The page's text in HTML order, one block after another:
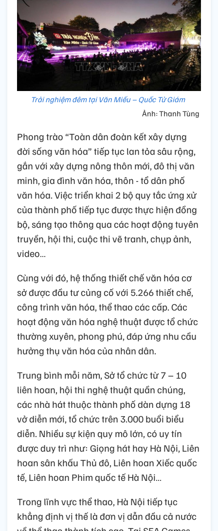
Trải nghiệm đêm tại Văn Miếu – Quốc Tử Giám
Ảnh: Thanh Tùng
Phong trào “Toàn dân đoàn kết xây dựng
đời sống văn hóa” tiếp tục lan tỏa sâu rộng,
gắn với xây dựng nông thôn mới, đô thị văn
minh, gia đình văn hóa, thôn - tổ dân phố
văn hóa. Việc triển khai 2 bộ quy tắc ứng xử
của thành phố tiếp tục được thực hiện đồng
bộ, sáng tạo thông qua các hoạt động tuyên
truyền, hội thi, cuộc thi vẽ tranh, chụp ảnh,
video…
Cùng với đó, hệ thống thiết chế văn hóa cơ
sở được đầu tư củng cố với 5.266 thiết chế,
công trình văn hóa, thể thao các cấp. Các
hoạt động văn hóa nghệ thuật được tổ chức
thường xuyên, phong phú, đáp ứng nhu cầu
hưởng thụ văn hóa của nhân dân.
Trung bình mỗi năm, Sở tổ chức từ 7 – 10
liên hoan, hội thi nghệ thuật quần chúng,
các nhà hát thuộc thành phố dàn dựng 18
vở diễn mới, tổ chức trên 3.000 buổi biểu
diễn. Nhiều sự kiện quy mô lớn, có uy tín
được duy trì như: Giọng hát hay Hà Nội, Liên
hoan sân khấu Thủ đô, Liên hoan Xiếc quốc
tế, Liên hoan Phim quốc tế Hà Nội…
Trong lĩnh vực thể thao, Hà Nội tiếp tục
khẳng định vị thế là đơn vị dẫn đầu cả nước